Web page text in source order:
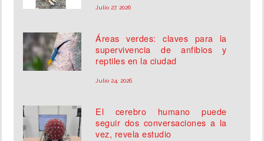
Julio 27, 2026
Áreas verdes: claves para la
supervivencia de anfibios y
reptiles en la ciudad
Julio 24, 2026
El cerebro humano puede
seguir dos conversaciones a la
vez, revela estudio